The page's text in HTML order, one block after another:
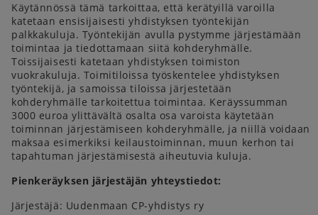
Käytännössä tämä tarkoittaa, että kerätyillä varoilla
katetaan ensisijaisesti yhdistyksen työntekijän
palkkakuluja. Työntekijän avulla pystymme järjestämään
toimintaa ja tiedottamaan siitä kohderyhmälle.
Toissijaisesti katetaan yhdistyksen toimiston
vuokrakuluja. Toimitiloissa työskentelee yhdistyksen
työntekijä, ja samoissa tiloissa järjestetään
kohderyhmälle tarkoitettua toimintaa. Keräyssumman
3000 euroa ylittävältä osalta osa varoista käytetään
toiminnan järjestämiseen kohderyhmälle, ja niillä voidaan
maksaa esimerkiksi keilaustoiminnan, muun kerhon tai
tapahtuman järjestämisestä aiheutuvia kuluja.
Pienkeräyksen järjestäjän yhteystiedot:
Järjestäjä: Uudenmaan CP-yhdistys ry